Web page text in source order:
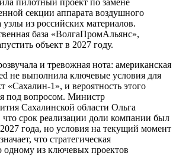
секции аппарата воздушного
из российских материалов.
база «ВолгаПромАльянс»,
объект в 2027 году.
и тревожная нота: американская
не выполнила ключевые условия для
«Сахалин-1», и вероятность этого
под вопросом. Министр
Сахалинской области Ольга
что срок реализации доли компании был
года, но условия на текущий момент
что стратегическая
одному из ключевых проектов